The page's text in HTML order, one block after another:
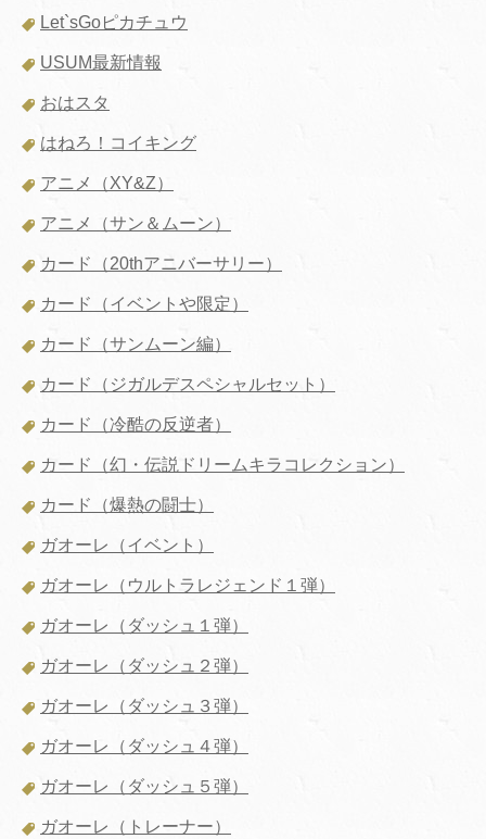
Let`sGoピカチュウ
USUM最新情報
おはスタ
はねろ！コイキング
アニメ（XY&Z）
アニメ（サン＆ムーン）
カード（20thアニバーサリー）
カード（イベントや限定）
カード（サンムーン編）
カード（ジガルデスペシャルセット）
カード（冷酷の反逆者）
カード（幻・伝説ドリームキラコレクション）
カード（爆熱の闘士）
ガオーレ（イベント）
ガオーレ（ウルトラレジェンド１弾）
ガオーレ（ダッシュ１弾）
ガオーレ（ダッシュ２弾）
ガオーレ（ダッシュ３弾）
ガオーレ（ダッシュ４弾）
ガオーレ（ダッシュ５弾）
ガオーレ（トレーナー）